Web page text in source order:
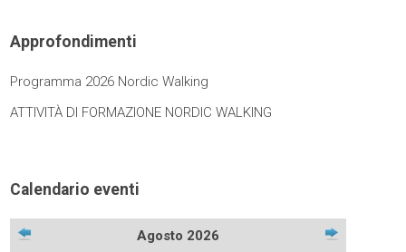
Approfondimenti
Programma 2026 Nordic Walking
ATTIVITÀ DI FORMAZIONE NORDIC WALKING
Calendario eventi
Agosto 2026